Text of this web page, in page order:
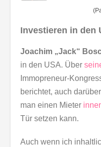
Investieren in den
Joachim „Jack“
in den USA. Über
Immopreneur-
berichtet, auch
man einen Mieter
Tür setzen kann.
Auch wenn ich